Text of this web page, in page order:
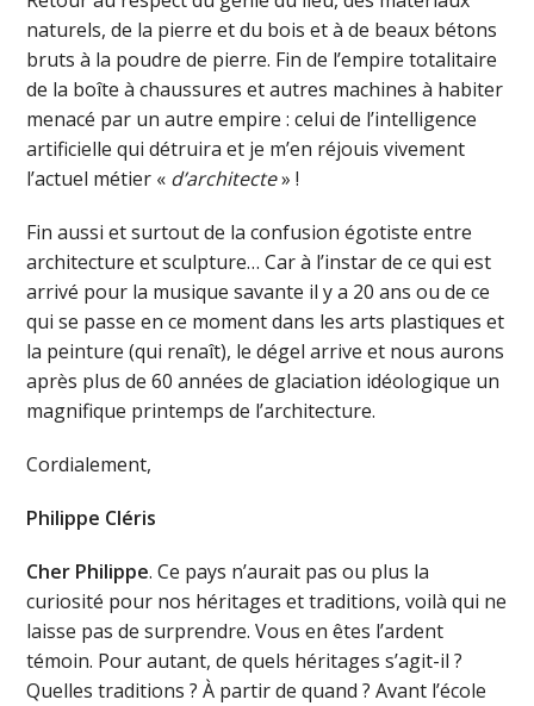
naturels, de la pierre et du bois et à de beaux bétons
bruts à la poudre de pierre. Fin de l’empire totalitaire
de la boîte à chaussures et autres machines à habiter
menacé par un autre empire : celui de l’intelligence
artificielle qui détruira et je m’en réjouis vivement
l’actuel métier « d’architecte» !
Fin aussi et surtout de la confusion égotiste entre
architecture et sculpture… Car à l’instar de ce qui est
arrivé pour la musique savante il y a 20 ans ou de ce
qui se passe en ce moment dans les arts plastiques et
la peinture (qui renaît), le dégel arrive et nous aurons
après plus de 60 années de glaciation idéologique un
magnifique printemps de l’architecture.
Cordialement,
Philippe Cléris
Cher Philippe. Ce pays n’aurait pas ou plus la
curiosité pour nos héritages et traditions, voilà qui ne
laisse pas de surprendre. Vous en êtes l’ardent
témoin. Pour autant, de quels héritages s’agit-il ?
Quelles traditions ? À partir de quand ? Avant l’école